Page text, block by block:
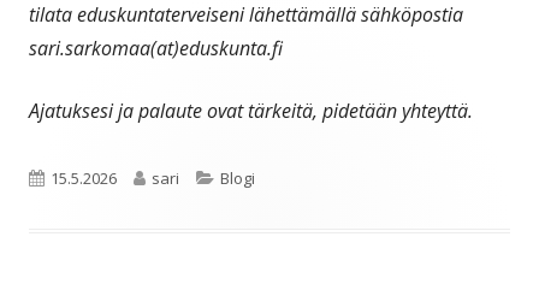
tilata eduskuntaterveiseni lähettämällä sähköpostia
sari.sarkomaa(at)eduskunta.fi
Ajatuksesi ja palaute ovat tärkeitä, pidetään yhteyttä.
Julkaistu
15.5.2026 Kirjoittaja
sari Kategoriat
Blogi